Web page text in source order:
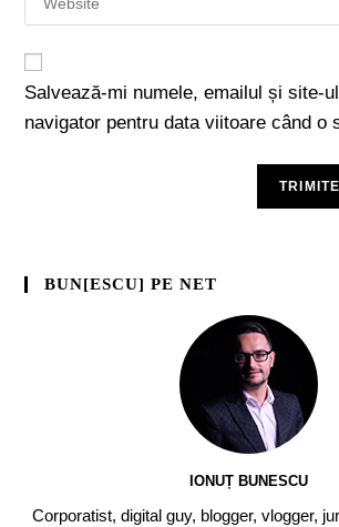
Salvează-mi numele, emailul și site-
navigator pentru data viitoare când o
BUN[ESCU] PE NET
IONUȚ BUNESCU
Corporatist, digital guy, blogger, vlogger,